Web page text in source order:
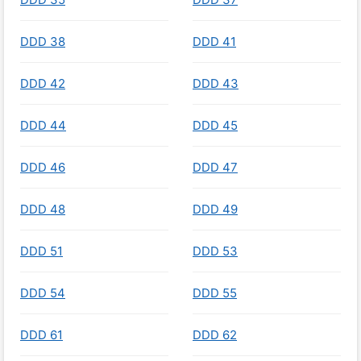
DDD 38 DDD 41
DDD 42 DDD 43
DDD 44 DDD 45
DDD 46 DDD 47
DDD 48 DDD 49
DDD 51 DDD 53
DDD 54 DDD 55
DDD 61 DDD 62